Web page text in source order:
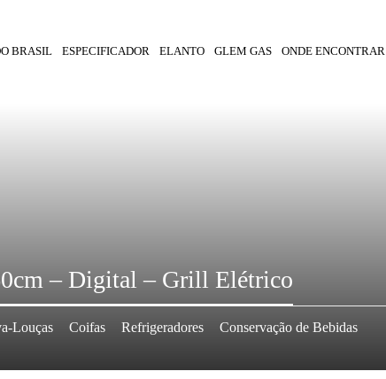
BRASIL ESPECIFICADOR ELANTO GLEM GAS ONDE ENCONTRAR
– Digital – Grill Elétrico
Louças Coifas Refrigeradores Conservação de Bebidas